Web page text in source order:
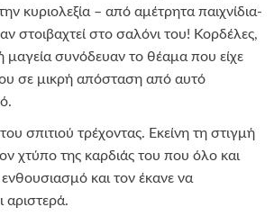
κυριολεξία – από αμέτρητα παιχνίδια-
στοιβαχτεί στο σαλόνι του! Κορδέλες,
συνόδευαν το θέαμα που είχε
σε μικρή απόσταση από αυτό
σπιτιού τρέχοντας. Εκείνη τη στιγμή
χτύπο της καρδιάς του που όλο και
και τον έκανε να
αριστερά.